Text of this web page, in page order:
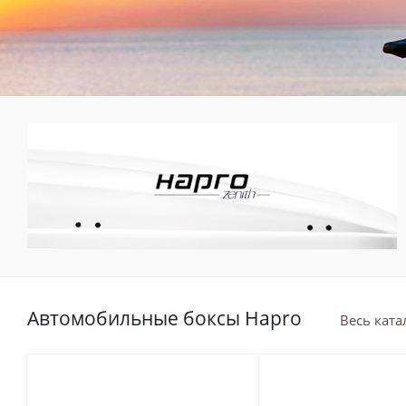
Автомобильные боксы Hapro Весь